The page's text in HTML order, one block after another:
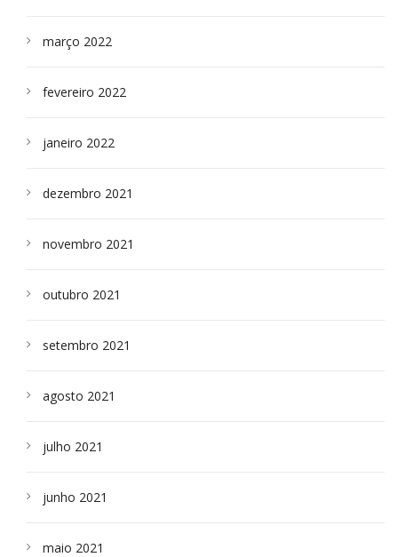
março 2022
fevereiro 2022
janeiro 2022
dezembro 2021
novembro 2021
outubro 2021
setembro 2021
agosto 2021
julho 2021
junho 2021
maio 2021